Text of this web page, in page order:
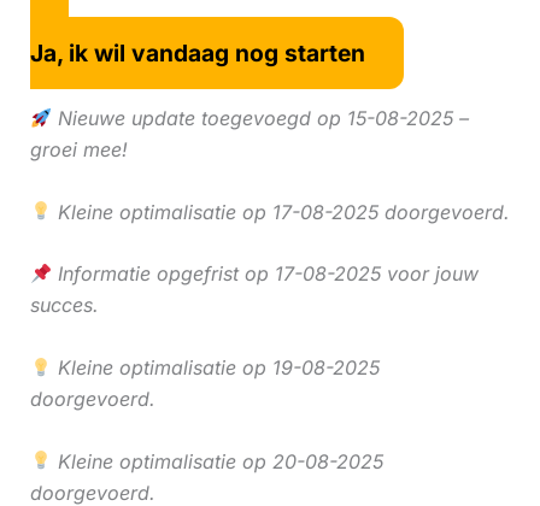
Ja, ik wil vandaag nog starten
Nieuwe update toegevoegd op 15-08-2025 –
groei mee!
Kleine optimalisatie op 17-08-2025 doorgevoerd.
Informatie opgefrist op 17-08-2025 voor jouw
succes.
Kleine optimalisatie op 19-08-2025
doorgevoerd.
Kleine optimalisatie op 20-08-2025
doorgevoerd.